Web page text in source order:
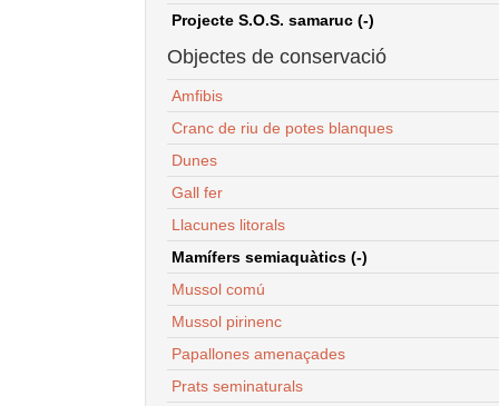
Projecte S.O.S. samaruc (-)
Objectes de conservació
Amfibis
Cranc de riu de potes blanques
Dunes
Gall fer
Llacunes litorals
Mamífers semiaquàtics (-)
Mussol comú
Mussol pirinenc
Papallones amenaçades
Prats seminaturals